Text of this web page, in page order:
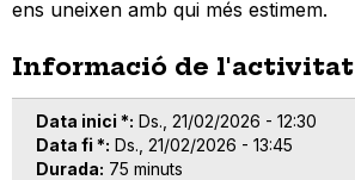
ens uneixen amb qui més estimem.
Informació de l'activitat
Data inici * Ds., 21/02/2026 - 12:30
Data fi * Ds., 21/02/2026 - 13:45
Durada 75 minuts